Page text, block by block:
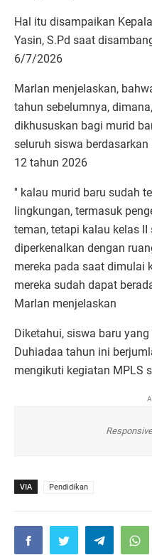
Hal itu disampaikan
Yasin, S.Pd saat
6/7/2026
Marlan menjelaskan,
tahun sebelumnya,
dikhususkan bagi murid
seluruh siswa
12 tahun 2026
'' kalau murid baru sudah
lingkungan, termasuk
teman, tetapi kalau kelas
diperkenalkan dengan
mereka pada saat dimulai
mereka sudah dapat
Marlan menjelaskan
Diketahui, siswa baru
Duhiadaa tahun ini
mengikuti kegiatan MPLS
VIA Pendidikan